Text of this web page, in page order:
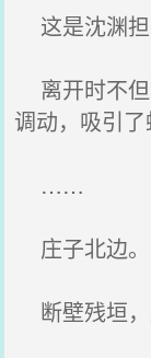
这是沈渊担
离开时不但
调动，吸引了
……
庄子北边。
断壁残垣，